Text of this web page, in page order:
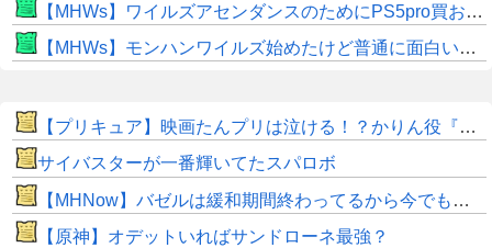
【MHWs】ワイルズアセンダンスのためにPS5pro買おうとしたら転売価格ばかりじゃねーか
【MHWs】モンハンワイルズ始めたけど普通に面白いじゃん
【プリキュア】映画たんプリは泣ける！？かりん役『鬼頭明里さん』アラン役『島﨑信長さん』レイン役『内山昂輝さん』だと判明！！
サイバスターが一番輝いてたスパロボ
【MHNow】バゼルは緩和期間終わってるから今でもとんでもない数必要なんじゃない？
【原神】オデットいればサンドローネ最強？